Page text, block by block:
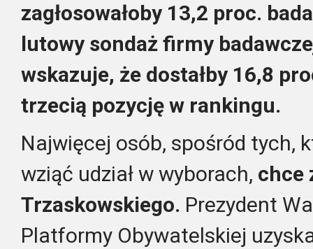
zagłosowałoby 13,2 proc.
lutowy sondaż firmy
wskazuje, że dostałby 16,8
trzecią pozycję w rankingu.
Najwięcej osób, spośród tych,
wziąć udział w wyborach, chce
Trzaskowskiego. Prezydent
Platformy Obywatelskiej